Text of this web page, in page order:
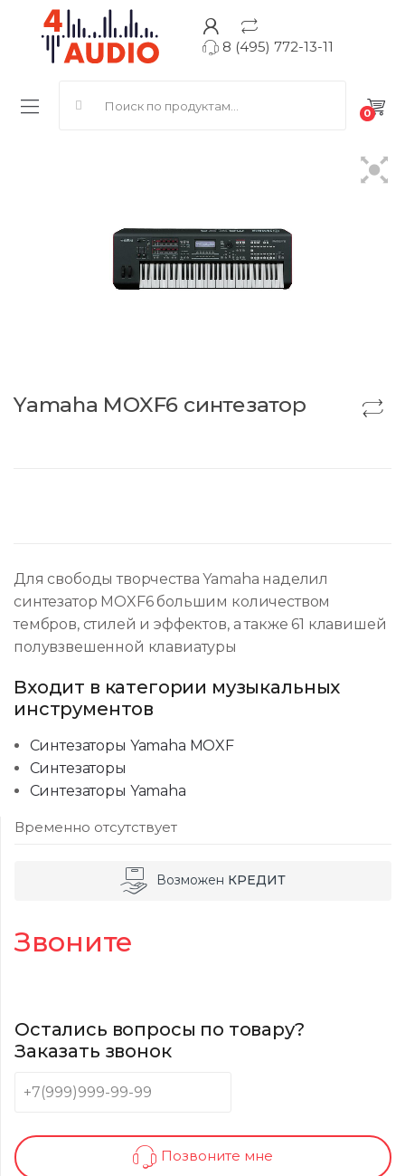
8 (495) 772-13-11
0
Yamaha MOXF6 синтезатор
Для свободы творчества Yamaha наделил
синтезатор MOXF6 большим количеством
тембров, стилей и эффектов, а также 61 клавишей
полувзвешенной клавиатуры
Входит в категории музыкальных
инструментов
Синтезаторы Yamaha MOXF
Синтезаторы
Синтезаторы Yamaha
Временно отсутствует
Возможен КРЕДИТ
Звоните
Остались вопросы по товару?
Заказать звонок
Позвоните мне